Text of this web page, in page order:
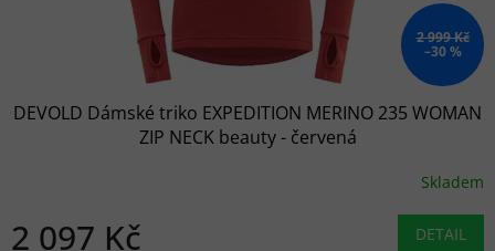
2 999 Kč
–30 %
DEVOLD Dámské triko EXPEDITION MERINO 235 WOMAN
ZIP NECK beauty - červená
Skladem
2 097 Kč DETAIL